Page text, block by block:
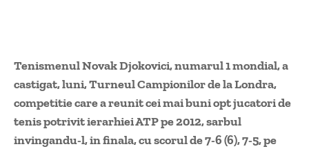
Tenismenul Novak Djokovici, numarul 1 mondial, a
castigat, luni, Turneul Campionilor de la Londra,
competitie care a reunit cei mai buni opt jucatori de
tenis potrivit ierarhiei ATP pe 2012, sarbul
invingandu-l, in finala, cu scorul de 7-6 (6), 7-5, pe